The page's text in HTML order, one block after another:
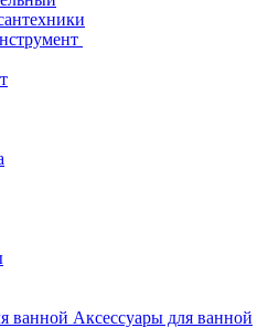
Аксессуары для ванной